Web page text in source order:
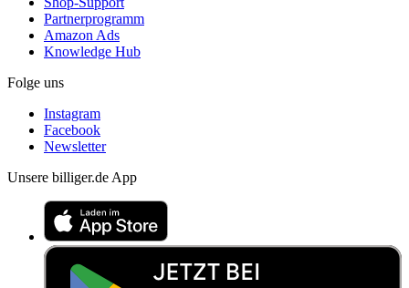
Partnerprogramm
Amazon Ads
Knowledge Hub
Folge uns
Instagram
Facebook
Newsletter
Unsere billiger.de App